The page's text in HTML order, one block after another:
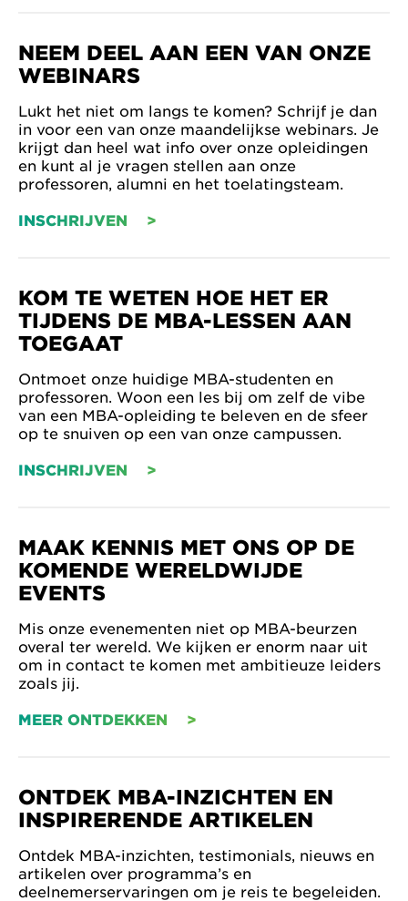
NEEM DEEL AAN EEN VAN ONZE
WEBINARS
Lukt het niet om langs te komen? Schrijf je dan
in voor een van onze maandelijkse webinars. Je
krijgt dan heel wat info over onze opleidingen
en kunt al je vragen stellen aan onze
professoren, alumni en het toelatingsteam.
INSCHRIJVEN
KOM TE WETEN HOE HET ER
TIJDENS DE MBA-LESSEN AAN
TOEGAAT
Ontmoet onze huidige MBA-studenten en
professoren. Woon een les bij om zelf de vibe
van een MBA-opleiding te beleven en de sfeer
op te snuiven op een van onze campussen.
INSCHRIJVEN
MAAK KENNIS MET ONS OP DE
KOMENDE WERELDWIJDE
EVENTS
Mis onze evenementen niet op MBA-beurzen
overal ter wereld. We kijken er enorm naar uit
om in contact te komen met ambitieuze leiders
zoals jij.
MEER ONTDEKKEN
ONTDEK MBA-INZICHTEN EN
INSPIRERENDE ARTIKELEN
Ontdek MBA-inzichten, testimonials, nieuws en
artikelen over programma’s en
deelnemerservaringen om je reis te begeleiden.